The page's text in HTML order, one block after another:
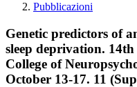
Pubblicazioni
Genetic predictors of
sleep deprivation.
College of
October 13-17. 11